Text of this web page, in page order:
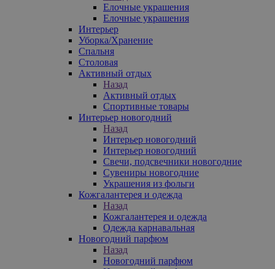
Елочные украшения
Елочные украшения
Интерьер
Уборка/Хранение
Спальня
Столовая
Активный отдых
Назад
Активный отдых
Спортивные товары
Интерьер новогодний
Назад
Интерьер новогодний
Интерьер новогодний
Свечи, подсвечники новогодние
Сувениры новогодние
Украшения из фольги
Кожгалантерея и одежда
Назад
Кожгалантерея и одежда
Одежда карнавальная
Новогодний парфюм
Назад
Новогодний парфюм